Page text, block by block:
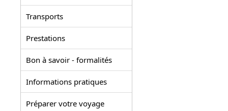
Transports
Prestations
Bon à savoir - formalités
Informations pratiques
Préparer votre voyage